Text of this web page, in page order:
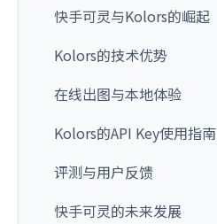
快手可灵与Kolors的崛起
Kolors的技术优势
在线出图与本地体验
Kolors的API Key使用指南
评测与用户反馈
快手可灵的未来发展